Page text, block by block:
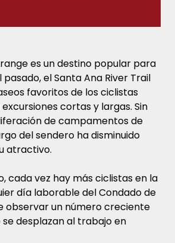
es un destino popular para
pasado, el Santa Ana River Trail
favoritos de los ciclistas
cortas y largas. Sin
de campamentos de
del sendero ha disminuido
atractivo.
cada vez hay más ciclistas en la
día laborable del Condado de
observar un número creciente
desplazan al trabajo en